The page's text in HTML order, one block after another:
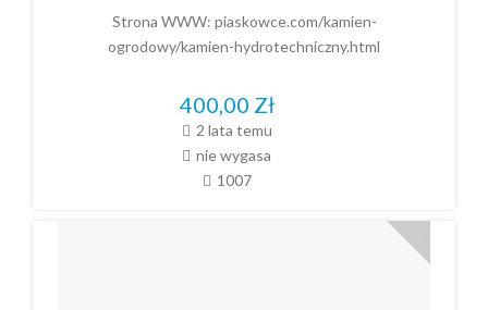
Strona WWW: piaskowce.com/kamien-
ogrodowy/kamien-hydrotechniczny.html
400,00 Zł
2 lata temu
nie wygasa
1007